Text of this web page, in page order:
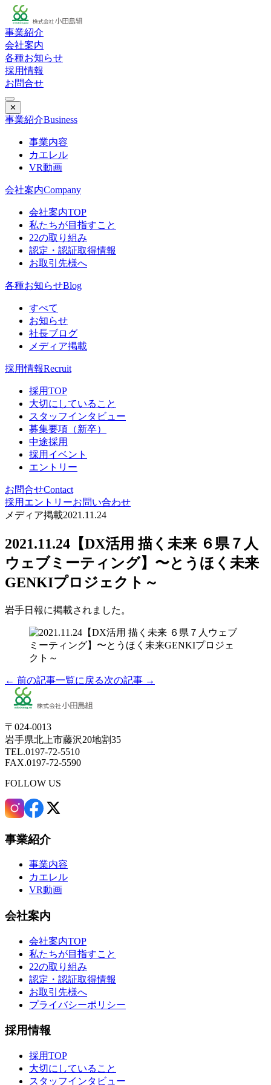
事業紹介
会社案内
各種お知らせ
採用情報
お問合せ
✕
事業紹介Business
事業内容
カエレル
VR動画
会社案内Company
会社案内TOP
私たちが目指すこと
22の取り組み
認定・認証取得情報
お取引先様へ
各種お知らせBlog
すべて
お知らせ
社長ブログ
メディア掲載
採用情報Recruit
採用TOP
大切にしていること
スタッフインタビュー
募集要項（新卒）
中途採用
採用イベント
エントリー
お問合せContact
採用エントリーお問い合わせ
メディア掲載2021.11.24
2021.11.24【DX活用 描く未来 ６県７人
ウェブミーティング】〜とうほく未来
GENKIプロジェクト～
岩手日報に掲載されました。
← 前の記事一覧に戻る次の記事 →
〒024-0013
岩手県北上市藤沢20地割35
TEL.0197-72-5510
FAX.0197-72-5590
FOLLOW US
事業紹介
事業内容
カエレル
VR動画
会社案内
会社案内TOP
私たちが目指すこと
22の取り組み
認定・認証取得情報
お取引先様へ
プライバシーポリシー
採用情報
採用TOP
大切にしていること
スタッフインタビュー